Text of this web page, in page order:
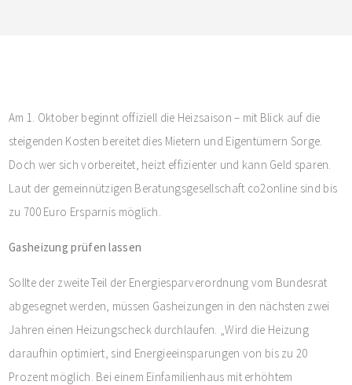
Am 1. Oktober beginnt offiziell die Heizsaison – mit Blick auf die
steigenden Kosten bereitet dies Mietern und Eigentümern Sorge.
Doch wer sich vorbereitet, heizt effizienter und kann Geld sparen.
Laut der gemeinnützigen Beratungsgesellschaft co2online sind bis
zu 700 Euro Ersparnis möglich.
Gasheizung prüfen lassen
Sollte der zweite Teil der Energiesparverordnung vom Bundesrat
abgesegnet werden, müssen Gasheizungen in den nächsten zwei
Jahren einen Heizungscheck durchlaufen. „Wird die Heizung
daraufhin optimiert, sind Energieeinsparungen von bis zu 20
Prozent möglich. Bei einem Einfamilienhaus mit erhöhtem